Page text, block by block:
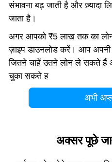
संभावना बढ़ जाती है और ज़्यादा
जाता है।
अगर आपको ₹5 लाख तक का
ज़ाइप डाउनलोड करें। आप
जितने चाहें उतने लोन ले सकते हैं
चुका सकते ह
अभी
अक्सर पूछे